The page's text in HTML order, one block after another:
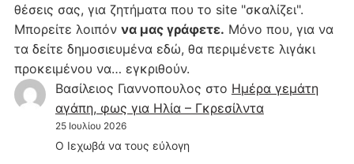
θέσεις σας, για ζητήματα που το site "σκαλίζει".
Μπορείτε λοιπόν να μας γράφετε. Μόνο που, για να
τα δείτε δημοσιευμένα εδώ, θα περιμένετε λιγάκι
προκειμένου να… εγκριθούν.
Βασίλειος Γιαννοπουλος στο Hμέρα γεμάτη
αγάπη, φως για Ηλία – Γκρεσίλντα
25 Ιουλίου 2026
Ο Ιεχωβά να τους εύλογη